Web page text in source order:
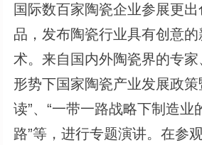
国际数百家陶瓷企业参展更
品，发布陶瓷行业具有创意
术。来自国内外陶瓷界的专家
形势下国家陶瓷产业发展政
读”、“一带一路战略下制造业
路”等，进行专题演讲。在参